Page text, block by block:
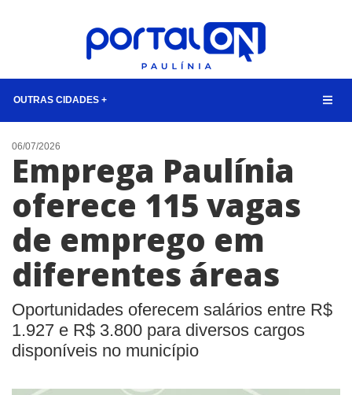
OUTRAS CIDADES +
CIDADES
EVENTOS
EMPREGO
ANIVERSÁRIO DAS CIDADES
ANUNCIE
CONTATO
BUSCAR
06/07/2026
Emprega Paulínia
oferece 115 vagas
de emprego em
diferentes áreas
Oportunidades oferecem salários entre R$
1.927 e R$ 3.800 para diversos cargos
disponíveis no município